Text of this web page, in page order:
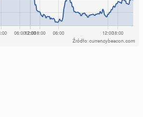
Źródło: currencybeacon.com